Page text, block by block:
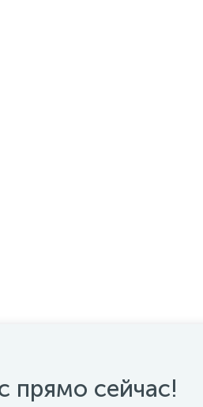
прямо сейчас!